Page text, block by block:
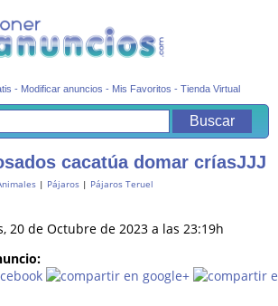
- Modificar anuncios - Mis Favoritos -Tienda Virtual
cacatúa domar críasJJJ
| Pájaros | Pájaros Teruel
20 de Octubre de 2023 a las 23:19h